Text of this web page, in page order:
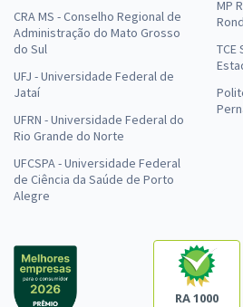
CRA MS - Conselho Regional de
Administração do Mato Grosso
do Sul
UFJ - Universidade Federal de
Jataí
UFRN - Universidade Federal do
Rio Grande do Norte
UFCSPA - Universidade Federal
de Ciência da Saúde de Porto
Alegre
MP
TCE
RA 1000